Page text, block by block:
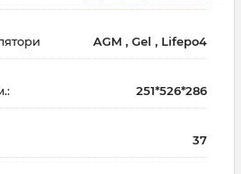
AGM , Gel , Lifepo4
251*526*286
37